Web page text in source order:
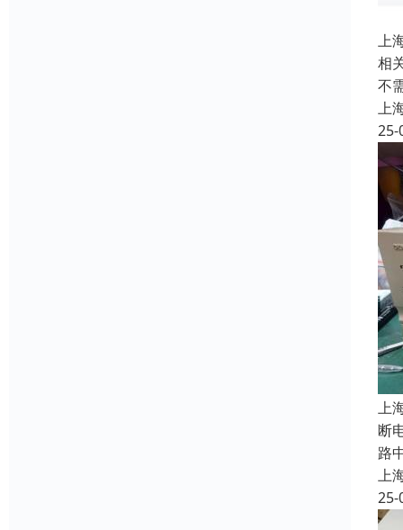
上
相
不
上
25-
上
断
路
上
25-